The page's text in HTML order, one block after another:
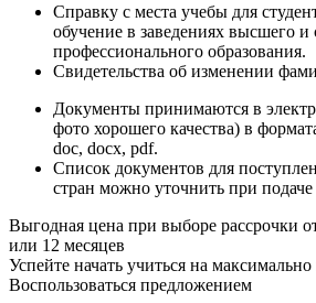
Справку с места учебы для
обучение в заведениях высшего и
профессионального образования.
Свидетельства об изменении
Документы принимаются в
фото хорошего качества) в
doc, docx, pdf.
Список документов для
стран можно уточнить при подаче
Выгодная цена при выборе рассрочки
или 12 месяцев
Успейте начать учиться на
Воспользоваться предложением